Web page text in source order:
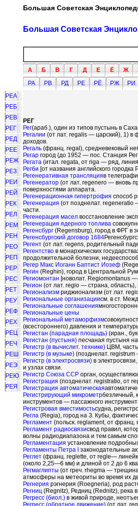
Большая Советская
Большая Советская
А Б В Г Д Е Ё Ж
РА
РВ РД РЕ РЁ РЖ РИ
РЕА
РЕБ
РЕВ
РЕГ
РЕД
РЕЕ
РЕЖ
РЕЗ
РЕИ
РЕЙ
РЕК
РЕЛ
РЕМ
РЕН
РЕО
РЕП
РЕР
РЕС
РЕТ
РЕУ
РЕФ
РЕХ
РЕЦ
РЕЧ
РЕШ
РЕЭ
РЕЮ
РЕЯ
РЕГ
Рег(араб.), один из типов пустынь в
Регалии (от лат. regalis — царский), 1) в
доходов.
Регаль (франц. regal), средневековый
Регар город (до 1952 — пос. Станция
Регата (итал. regata, от riga — ряд,
Регби [от названия английского
Регенеративная трансляцияв
Регенератор (от лат. regenero — вновь
поверхностями аппарата.
Регенерационная гипертрофия способ
Регенерация (от позднелат. regeneratio
части.
Регенерация масел восстановление
Регенерация ядерного топлива
Регенсбург (Regensburg), город в ФРГ в
Регенсбургский договор 1684
Регент (от лат. regens, родительный
Регентство в монархических
продолжительной болезни,
Регер Макс Иоганн Баптист Иозеф
Регин (Reghin), город в Центральной
Региомонтан [новолат. Regiomontanus
Регион (от лат. regio — страна,
Регионализм риджионализм (от лат.
Региональные организациисм. в ст.
Региональные соглашения
Региональные цены
Региональный метаморфизм
(всестороннего) давления и
Регистан (парадная площадь) (иран.,
Регистан (пустыня) песчаная пустыня
Регистр (в вычислит. технике) ЦВМ,
Регистр (в музыке) (позднелат.
Регистр (в электросвязи) в
и узлах связи.
Регистр Союза ССР орган,
Регистрация (позднелат. registratio, от
Регистрация автоматическая
Регистрирующий микрометрбезличный,
инструментов — пассажного
Регистровая вместимостьсудна,
Регла (Regia), город на З. Кубы,
Регламент (польск. reglament, от
Регламент радиосвязисвод правил,
волны радиодиапазона и тем самым
Регламентация установление
Регламенты Петра I
законодательные
Реглет (франц. reglette, от regle—
(около 2,25—6 мм) и длиной от 2 до 6
Регмаглипты (от греч. rhegma —
атмосферы на метеориты во время их
Регнерия рэгнерия (Roegneria), род
Регниц (Regnitz), Редниц (Rednitz), река
Регресс (биол.) в живой природе,
Регресс (обратное движение) (от лат.